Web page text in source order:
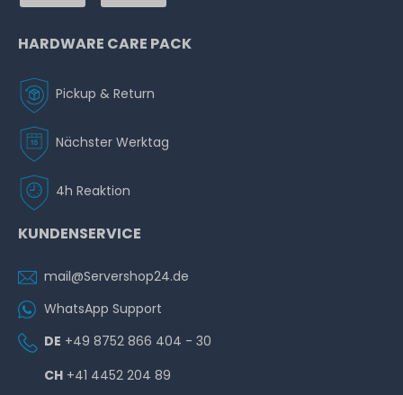
HARDWARE CARE PACK
Pickup & Return
Nächster Werktag
4h Reaktion
KUNDENSERVICE
mail@Servershop24.de
WhatsApp Support
DE +49 8752 866 404 - 30
CH +41 4452 204 89